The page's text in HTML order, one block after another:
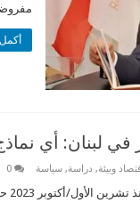
في لبنان: أي
وبيئة, دراسة, سياسة 0